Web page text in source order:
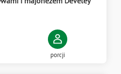
porcji